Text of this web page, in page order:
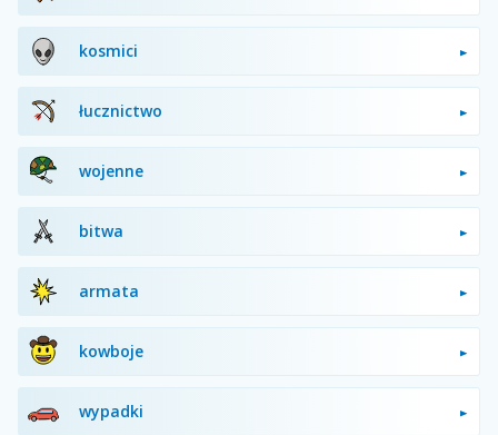
kosmici
łucznictwo
wojenne
bitwa
armata
kowboje
wypadki